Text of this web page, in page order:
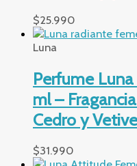
$25.990
Luna
Perfume
ml –
Cedro y
$31.990